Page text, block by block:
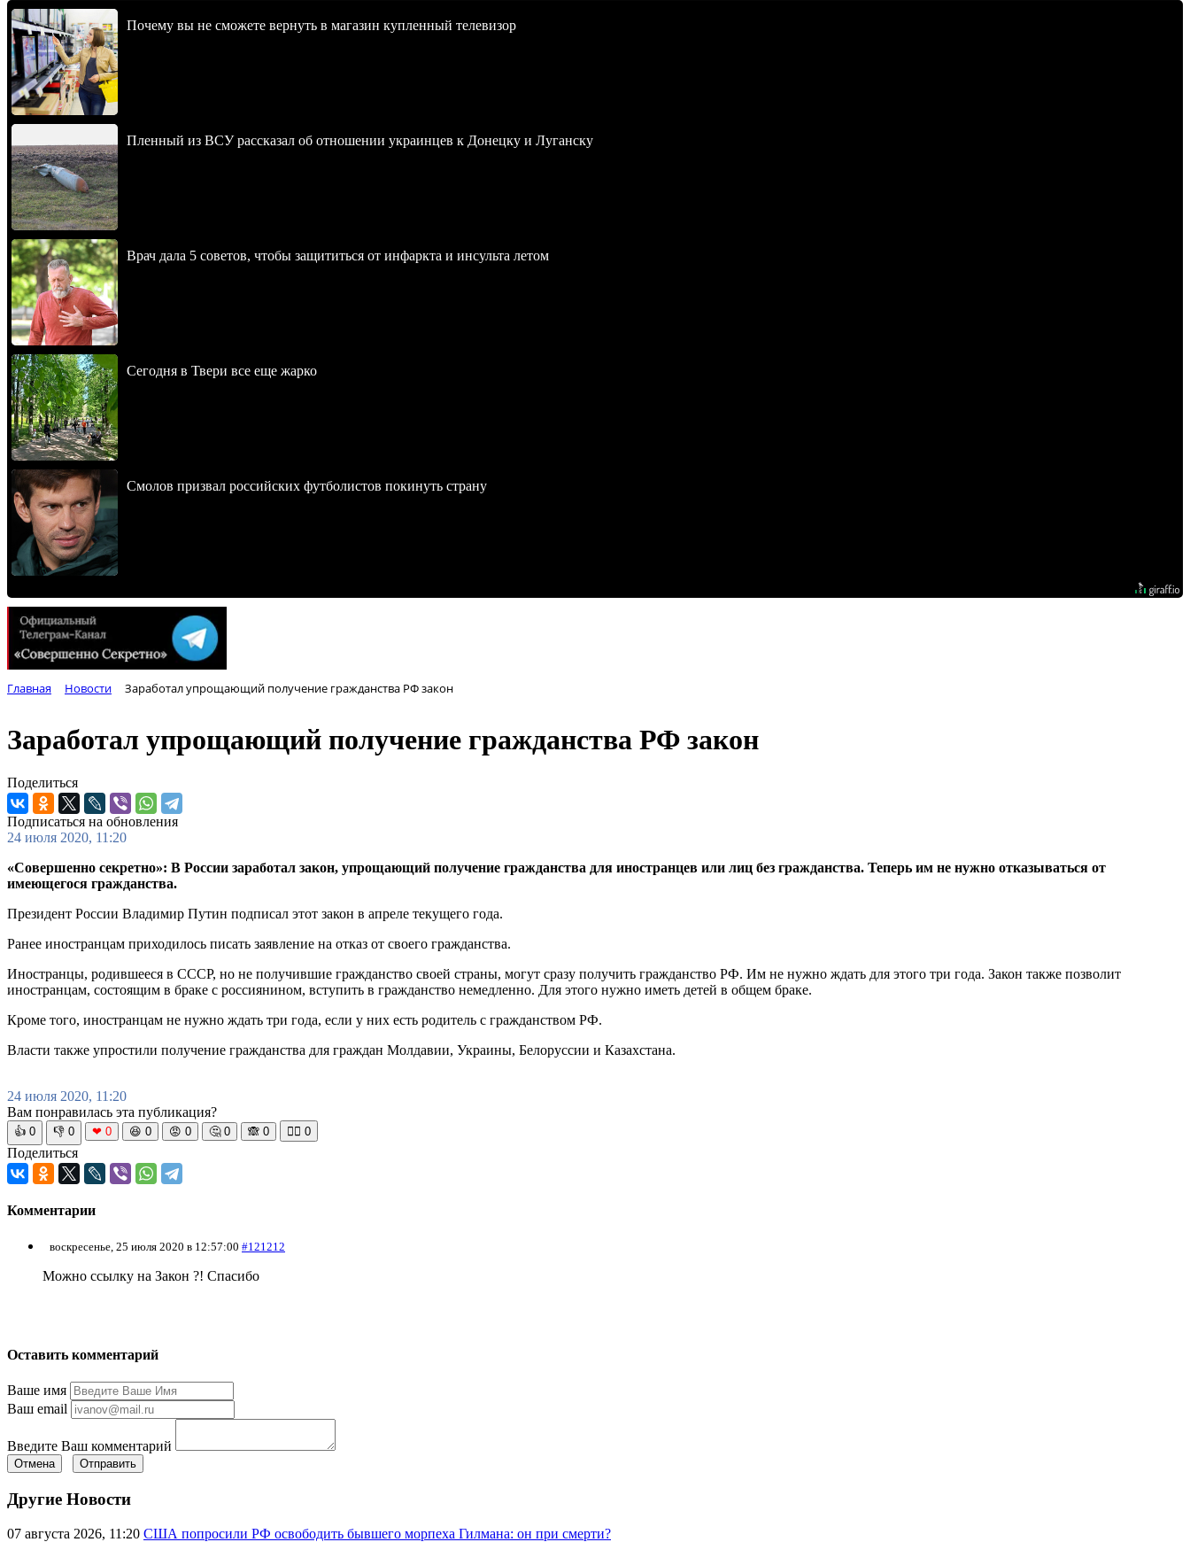
Почему вы не сможете вернуть в магазин купленный телевизор
Пленный из ВСУ рассказал об отношении украинцев к Донецку и Луганску
Врач дала 5 советов, чтобы защититься от инфаркта и инсульта летом
Сегодня в Твери все еще жарко
Смолов призвал российских футболистов покинуть страну
Главная Новости Заработал упрощающий получение гражданства РФ закон
Заработал упрощающий получение гражданства РФ закон
Поделиться
Подписаться на обновления
24 июля 2020, 11:20
«Совершенно секретно»: В России заработал закон, упрощающий получение гражданства для иностранцев или лиц без гражданства. Теперь им не нужно отказываться от
имеющегося гражданства.
Президент России Владимир Путин подписал этот закон в апреле текущего года.
Ранее иностранцам приходилось писать заявление на отказ от своего гражданства.
Иностранцы, родившееся в СССР, но не получившие гражданство своей страны, могут сразу получить гражданство РФ. Им не нужно ждать для этого три года. Закон также позволит
иностранцам, состоящим в браке с россиянином, вступить в гражданство немедленно. Для этого нужно иметь детей в общем браке.
Кроме того, иностранцам не нужно ждать три года, если у них есть родитель с гражданством РФ.
Власти также упростили получение гражданства для граждан Молдавии, Украины, Белоруссии и Казахстана.
24 июля 2020, 11:20
Вам понравилась эта публикация?
👍 0 👎 0 ❤ 0 😆 0 😡 0 🤔 0 🙈 0 🧘‍♀️ 0
Поделиться
Комментарии
воскресенье, 25 июля 2020 в 12:57:00 #121212
Можно ссылку на Закон ?! Спасибо
Оставить комментарий
Ваше имя
Ваш email
Введите Ваш комментарий
Отмена Отправить
Другие Новости
07 августа 2026, 11:20 США попросили РФ освободить бывшего морпеха Гилмана: он при смерти?